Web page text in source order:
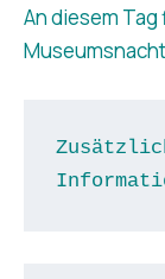
An diesem